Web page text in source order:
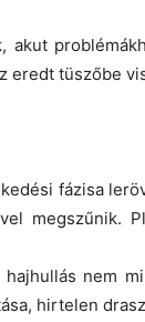
akut
eredt tüszőbe
fázisa
megszűnik.
nem
hirtelen